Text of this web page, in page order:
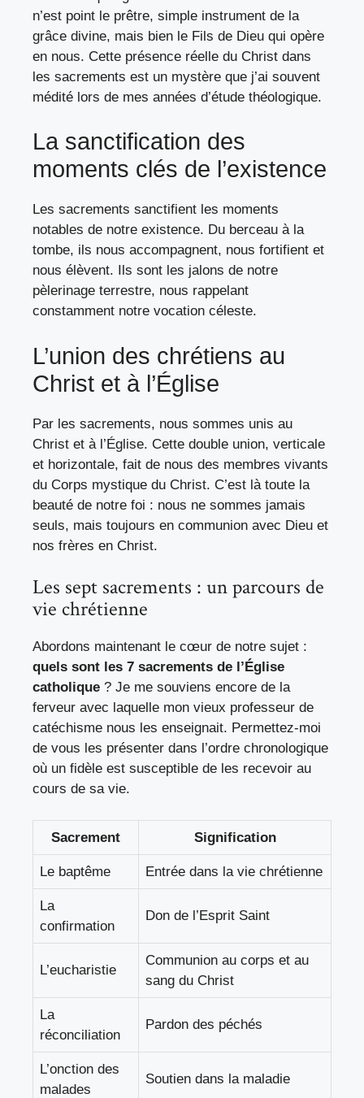
n’est point le prêtre, simple instrument de la
grâce divine, mais bien le Fils de Dieu qui opère
en nous. Cette présence réelle du Christ dans
les sacrements est un mystère que j’ai souvent
médité lors de mes années d’étude théologique.
La sanctification des
moments clés de l’existence
Les sacrements sanctifient les moments
notables de notre existence. Du berceau à la
tombe, ils nous accompagnent, nous fortifient et
nous élèvent. Ils sont les jalons de notre
pèlerinage terrestre, nous rappelant
constamment notre vocation céleste.
L’union des chrétiens au
Christ et à l’Église
Par les sacrements, nous sommes unis au
Christ et à l’Église. Cette double union, verticale
et horizontale, fait de nous des membres vivants
du Corps mystique du Christ. C’est là toute la
beauté de notre foi : nous ne sommes jamais
seuls, mais toujours en communion avec Dieu et
nos frères en Christ.
Les sept sacrements : un parcours de
vie chrétienne
Abordons maintenant le cœur de notre sujet :
quels sont les 7 sacrements de l’Église
catholique ? Je me souviens encore de la
ferveur avec laquelle mon vieux professeur de
catéchisme nous les enseignait. Permettez-moi
de vous les présenter dans l’ordre chronologique
où un fidèle est susceptible de les recevoir au
cours de sa vie.
Sacrement Signification
Le baptême Entrée dans la vie chrétienne
La
confirmation
Don de l’Esprit Saint
L’eucharistie
Communion au corps et au
sang du Christ
La
réconciliation
Pardon des péchés
L’onction des
malades
Soutien dans la maladie